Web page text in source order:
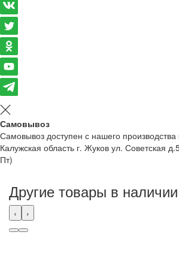
Самовывоз
Самовывоз доступен с нашего
Калужская область г. Жуков ул. Советская
Пт)
Другие товары в наличии
‹ ›